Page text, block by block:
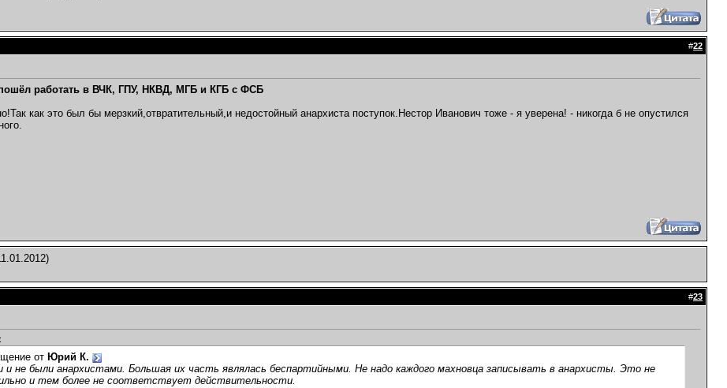
#22
работать в ВЧК, ГПУ, НКВД, МГБ и КГБ с ФСБ
как это был бы мерзкий,отвратительный,и недостойный анархиста поступок.Нестор Иванович тоже - я уверена! - никогда б не опустился
#23
от Юрий К.
и не были анархистами. Большая их часть являлась беспартийными. Не надо каждого махновца записывать в анархисты. Это не
и тем более не соответствует действительности.